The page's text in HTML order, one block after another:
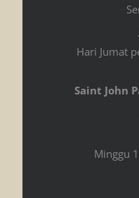
Hari Jumat
Saint John
Minggu